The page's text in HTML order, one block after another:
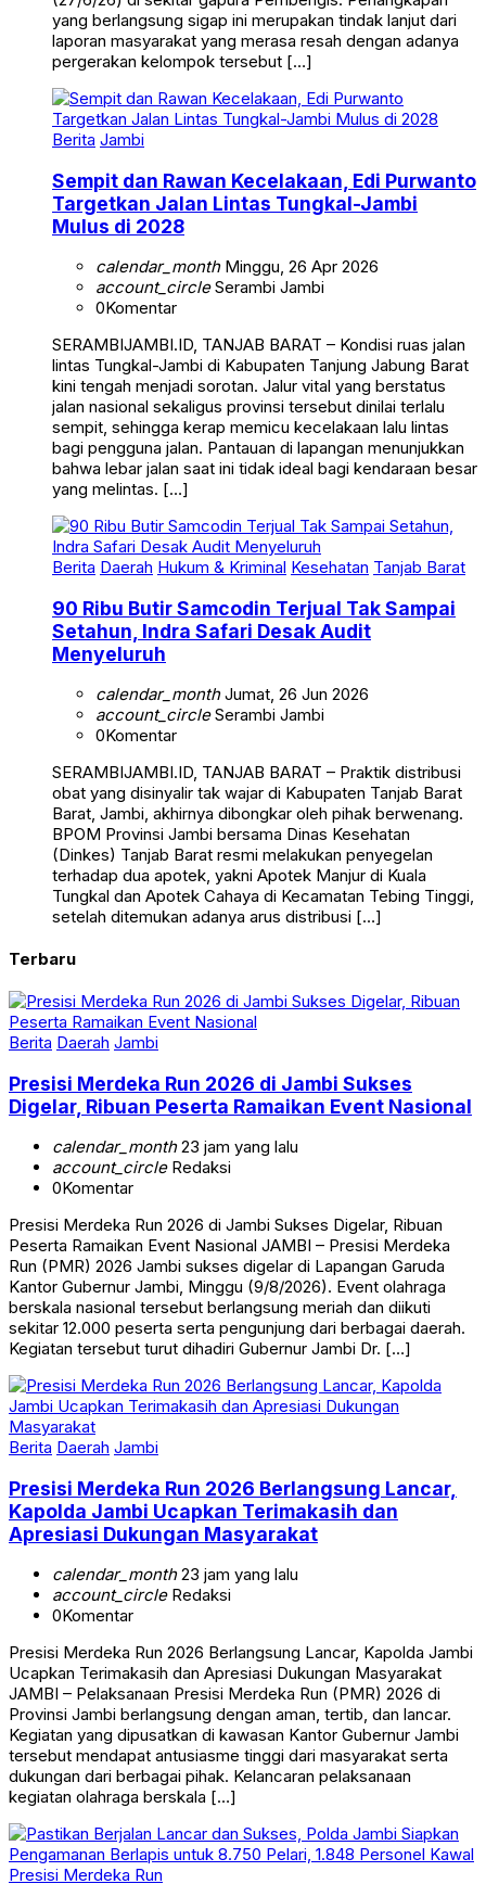
yang berlangsung sigap ini merupakan tindak lanjut dari
laporan masyarakat yang merasa resah dengan adanya
pergerakan kelompok tersebut […]
Berita Jambi
Sempit dan Rawan Kecelakaan, Edi Purwanto
Targetkan Jalan Lintas Tungkal-Jambi
Mulus di 2028
calendar_monthMinggu, 26 Apr 2026
account_circleSerambi Jambi
0Komentar
SERAMBIJAMBI.ID, TANJAB BARAT – Kondisi ruas jalan
lintas Tungkal-Jambi di Kabupaten Tanjung Jabung Barat
kini tengah menjadi sorotan. Jalur vital yang berstatus
jalan nasional sekaligus provinsi tersebut dinilai terlalu
sempit, sehingga kerap memicu kecelakaan lalu lintas
bagi pengguna jalan. Pantauan di lapangan menunjukkan
bahwa lebar jalan saat ini tidak ideal bagi kendaraan besar
yang melintas. […]
Berita Daerah Hukum & Kriminal Kesehatan Tanjab Barat
90 Ribu Butir Samcodin Terjual Tak Sampai
Setahun, Indra Safari Desak Audit
Menyeluruh
calendar_monthJumat, 26 Jun 2026
account_circleSerambi Jambi
0Komentar
SERAMBIJAMBI.ID, TANJAB BARAT – Praktik distribusi
obat yang disinyalir tak wajar di Kabupaten Tanjab Barat
Barat, Jambi, akhirnya dibongkar oleh pihak berwenang.
BPOM Provinsi Jambi bersama Dinas Kesehatan
(Dinkes) Tanjab Barat resmi melakukan penyegelan
terhadap dua apotek, yakni Apotek Manjur di Kuala
Tungkal dan Apotek Cahaya di Kecamatan Tebing Tinggi,
setelah ditemukan adanya arus distribusi […]
Terbaru
Berita Daerah Jambi
Presisi Merdeka Run 2026 di Jambi Sukses
Digelar, Ribuan Peserta Ramaikan Event Nasional
calendar_month23 jam yang lalu
account_circleRedaksi
0Komentar
Presisi Merdeka Run 2026 di Jambi Sukses Digelar, Ribuan
Peserta Ramaikan Event Nasional JAMBI – Presisi Merdeka
Run (PMR) 2026 Jambi sukses digelar di Lapangan Garuda
Kantor Gubernur Jambi, Minggu (9/8/2026). Event olahraga
berskala nasional tersebut berlangsung meriah dan diikuti
sekitar 12.000 peserta serta pengunjung dari berbagai daerah.
Kegiatan tersebut turut dihadiri Gubernur Jambi Dr. […]
Berita Daerah Jambi
Presisi Merdeka Run 2026 Berlangsung Lancar,
Kapolda Jambi Ucapkan Terimakasih dan
Apresiasi Dukungan Masyarakat
calendar_month23 jam yang lalu
account_circleRedaksi
0Komentar
Presisi Merdeka Run 2026 Berlangsung Lancar, Kapolda Jambi
Ucapkan Terimakasih dan Apresiasi Dukungan Masyarakat
JAMBI – Pelaksanaan Presisi Merdeka Run (PMR) 2026 di
Provinsi Jambi berlangsung dengan aman, tertib, dan lancar.
Kegiatan yang dipusatkan di kawasan Kantor Gubernur Jambi
tersebut mendapat antusiasme tinggi dari masyarakat serta
dukungan dari berbagai pihak. Kelancaran pelaksanaan
kegiatan olahraga berskala […]